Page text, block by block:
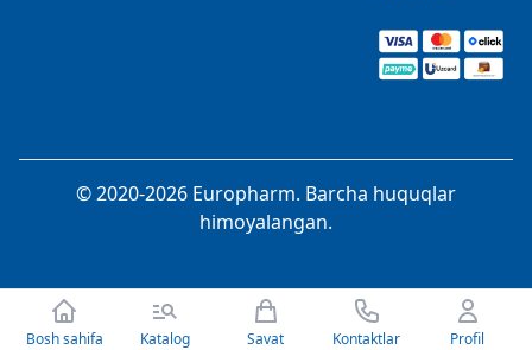
Bosh sahifa Katalog Savat Kontaktlar Profil
© 2020-2026 Europharm. Barcha huquqlar
himoyalangan.